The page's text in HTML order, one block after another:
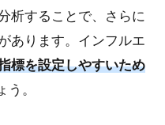
析することで、さらに
あります。インフルエ
標を設定しやすいため
う。